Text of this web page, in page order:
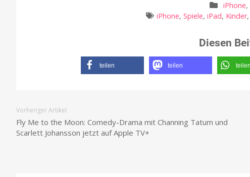
iPhone,
iPhone,Spiele,iPad, Kinder,
Diesen
teilen teilen teilen
Vorheriger Artikel
Fly Me to the Moon: Comedy-Drama mit Channing Tatum und
Scarlett Johansson jetzt auf Apple TV+